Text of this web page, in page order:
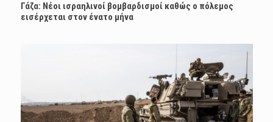
Γάζα: Νέοι ισραηλινοί βομβαρδισμοί καθώς ο πόλεμος
εισέρχεται στον ένατο μήνα